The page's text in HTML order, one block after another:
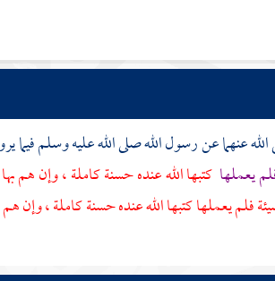
عنهما عن رسول الله صلى الله عليه وسلم فيما
يعملها كتبها الله عنده حسنة كاملة ، وإن هم
يعملها كتبها الله عنده حسنة كاملة ، وإن هم